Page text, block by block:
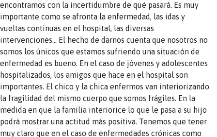
encontramos con la incertidumbre de qué pasará. Es muy
importante como se afronta la enfermedad, las idas y
vueltas continuas en el hospital, las diversas
intervenciones… El hecho de darnos cuenta que nosotros no
somos los únicos que estamos sufriendo una situación de
enfermedad es bueno. En el caso de jóvenes y adolescentes
hospitalizados, los amigos que hace en el hospital son
importantes. El chico y la chica enfermos van interiorizando
la fragilidad del mismo cuerpo que somos frágiles. En la
medida en que la familia interiorice lo que le pasa a su hijo
podrá mostrar una actitud más positiva. Tenemos que tener
muy claro que en el caso de enfermedades crónicas como